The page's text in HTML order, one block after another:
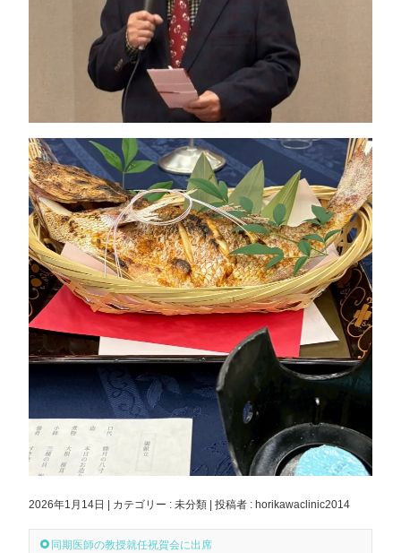
2026年1月14日 | カテゴリー : 未分類 | 投稿者 : horikawaclinic2014
同期医師の教授就任祝賀会に出席